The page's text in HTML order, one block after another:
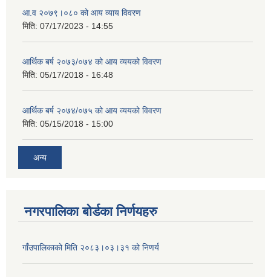
आ.व २०७९।०८० को आय व्याय विवरण
मिति: 07/17/2023 - 14:55
आर्थिक बर्ष २०७३/०७४ को आय व्ययको विवरण
मिति: 05/17/2018 - 16:48
आर्थिक बर्ष २०७४/०७५ को आय व्ययको विवरण
मिति: 05/15/2018 - 15:00
अन्य
नगरपालिका बोर्डका निर्णयहरु
गाँउपालिकाको मिति २०८३।०३।३१ को निणर्य